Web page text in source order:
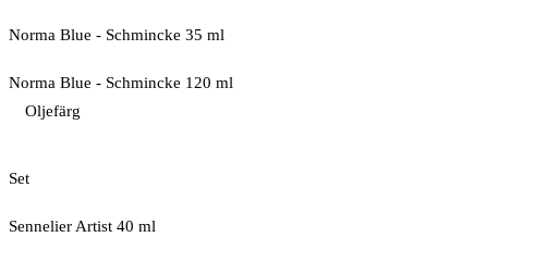
Norma Blue - Schmincke 35 ml
Norma Blue - Schmincke 120 ml
Oljefärg
Set
Sennelier Artist 40 ml